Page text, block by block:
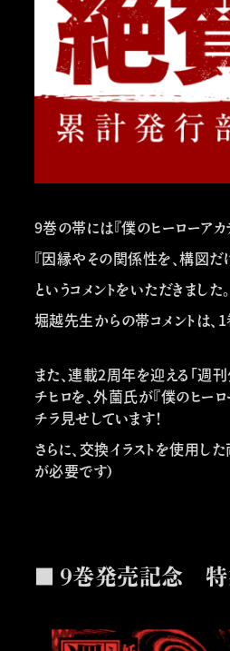
9巻の帯には『僕のヒーローア
『因縁やその関係性を、構図だ
というコメントをいただきました。
堀越先生からの帯コメントは、
また、連載2周年を迎える「週
チヒロを、外薗氏が『僕のヒー
チラ見せしています！
さらに、交換イラストを使用し
が必要です）
■ ９巻発売記念 特